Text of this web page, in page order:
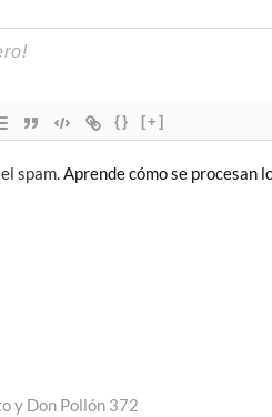
{} [+]
spam.Aprende cómo se procesan
y Don Pollón 372